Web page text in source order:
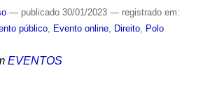
— publicado30/01/2023 — registrado em:
público, Evento online, Direito,
Polo
EVENTOS